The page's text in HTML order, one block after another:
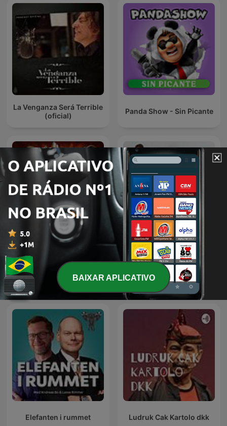
La Venganza Será Terrible
(oficial)
Panda Show - Sin Picante
NerdCast HORA DO BARBA
Podcasts internacionais de Comédia
Elefanten i rummet Ludruk Cak Kartolo dkk
BAIXAR APLICATIVO